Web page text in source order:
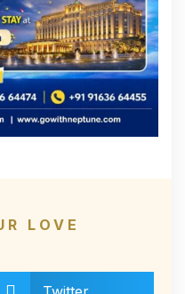
LOVE